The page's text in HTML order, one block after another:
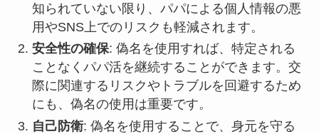
知られていない限り、パパによる個人情報の悪
用やSNS上でのリスクも軽減されます。
安全性の確保: 偽名を使用すれば、特定される
ことなくパパ活を継続することができます。交
際に関連するリスクやトラブルを回避するため
にも、偽名の使用は重要です。
自己防衛: 偽名を使用することで、身元を守る